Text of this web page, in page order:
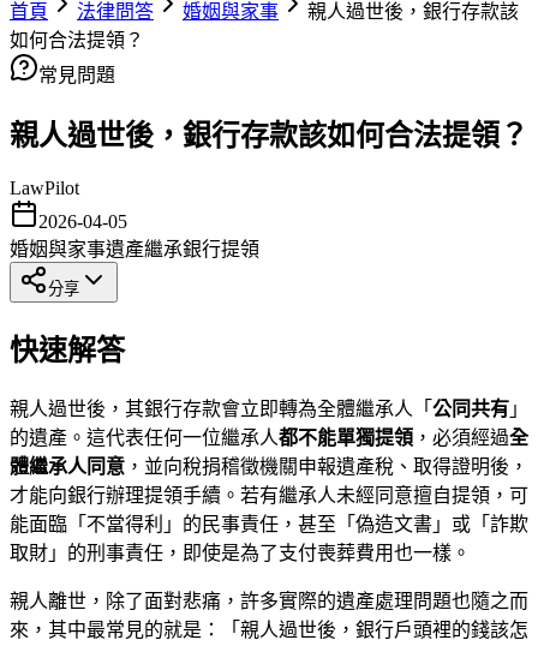
首頁
法律問答 婚姻與家事
親人過世後，銀行存款該
如何合法提領？
常見問題
親人過世後，銀行存款該如何合法提領？
LawPilot
2026-04-05
婚姻與家事遺產繼承銀行提領
分享
快速解答
親人過世後，其銀行存款會立即轉為全體繼承人「 公同共有 」
的遺產。這代表任何一位繼承人都不能單獨提領 ，必須經過全
體繼承人同意 ，並向稅捐稽徵機關申報遺產稅、取得證明後，
才能向銀行辦理提領手續。若有繼承人未經同意擅自提領，可
能面臨「不當得利」的民事責任，甚至「偽造文書」或「詐欺
取財」的刑事責任，即使是為了支付喪葬費用也一樣。
親人離世，除了面對悲痛，許多實際的遺產處理問題也隨之而
來，其中最常見的就是：「親人過世後，銀行戶頭裡的錢該怎